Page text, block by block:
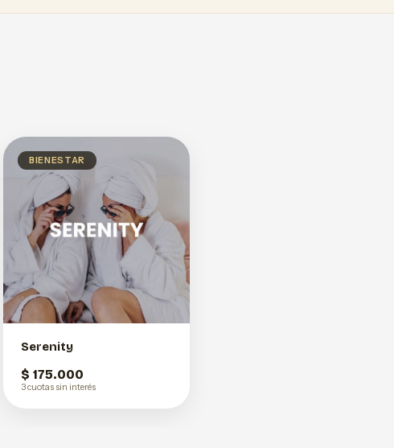
BIENESTAR
Serenity
$ 175.000
3 cuotas sin interés